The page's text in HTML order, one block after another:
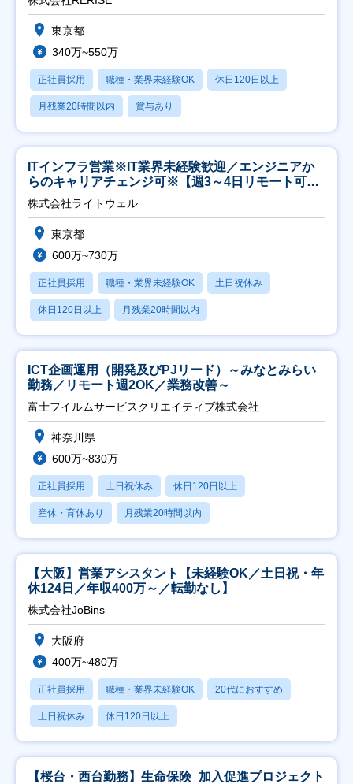
東京都
340万~550万
正社員採用 職種・業界未経験OK 休日120日以上
月残業20時間以内 賞与あり
ITインフラ営業※IT業界未経験歓迎／エンジニアか
らのキャリアチェンジ可※【週3～4日リモート可
能】
株式会社ライトウェル
東京都
600万~730万
正社員採用 職種・業界未経験OK 土日祝休み
休日120日以上 月残業20時間以内
ICT企画運用（開発及びPJリード）～みなとみらい
勤務／リモート週2OK／業務改善～
富士フイルムサービスクリエイティブ株式会社
神奈川県
600万~830万
正社員採用 土日祝休み 休日120日以上
産休・育休あり 月残業20時間以内
【大阪】営業アシスタント【未経験OK／土日祝・年
休124日／年収400万～／転勤なし】
株式会社JoBins
大阪府
400万~480万
正社員採用 職種・業界未経験OK 20代におすすめ
土日祝休み 休日120日以上
【桜台・西台勤務】生命保険_加入促進プロジェクト